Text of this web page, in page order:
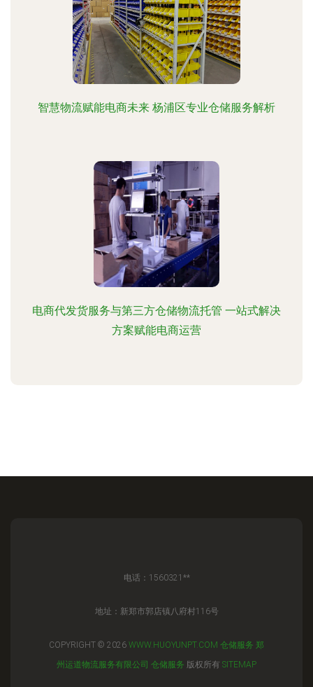
智慧物流赋能电商未来 杨浦区专业仓储服务解析
电商代发货服务与第三方仓储物流托管 一站式解决
方案赋能电商运营
电话：1560321**
地址：新郑市郭店镇八府村116号
COPYRIGHT © 2026 WWW.HUOYUNPT.COM 仓储服务 郑
州运道物流服务有限公司 仓储服务 版权所有 SITEMAP